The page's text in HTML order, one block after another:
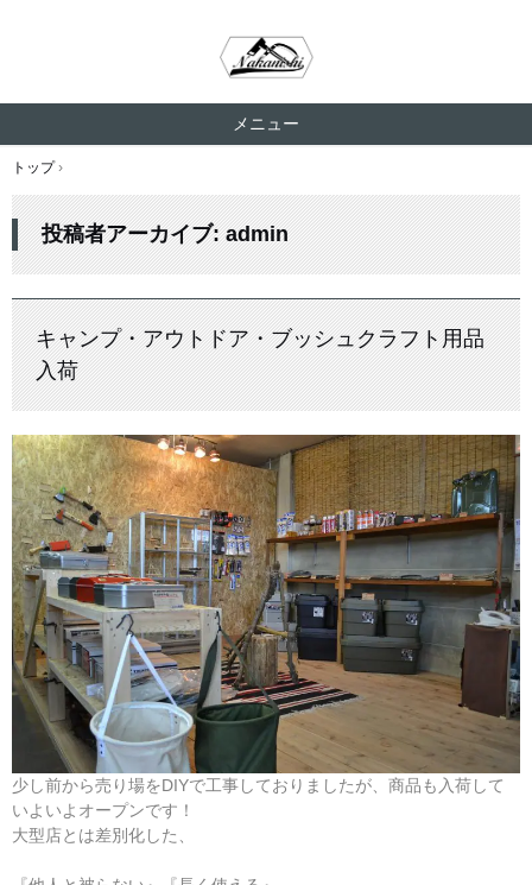
メニュー
コ
トップ ›
投稿者アーカイブ: admin
キャンプ・アウトドア・ブッシュクラフト用品
入荷
少し前から売り場をDIYで工事しておりましたが、商品も入荷して
いよいよオープンです！
大型店とは差別化した、